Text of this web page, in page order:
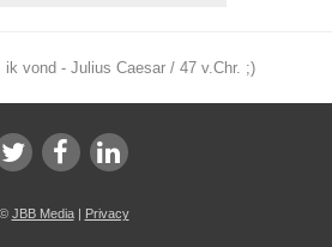
ik vond - Julius Caesar / 47 v.Chr. ;)
© JBB Media| Privacy